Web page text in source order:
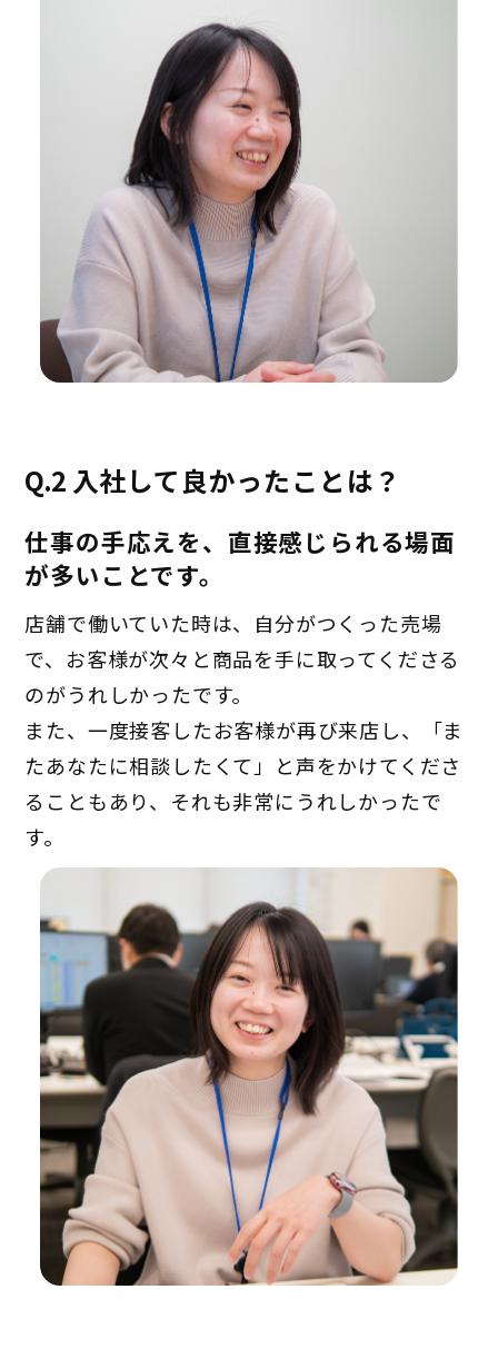
Q.2入社して良かったことは？
仕事の手応えを、直接感じられる場面
が多いことです。
店舗で働いていた時は、自分がつくった売場
で、お客様が次々と商品を手に取ってくださる
のがうれしかったです。
また、一度接客したお客様が再び来店し、「ま
たあなたに相談したくて」と声をかけてくださ
ることもあり、それも非常にうれしかったで
す。